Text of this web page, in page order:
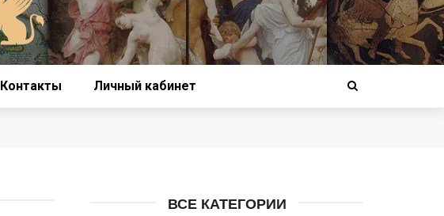
Контакты Личный кабинет
ВСЕ КАТЕГОРИИ